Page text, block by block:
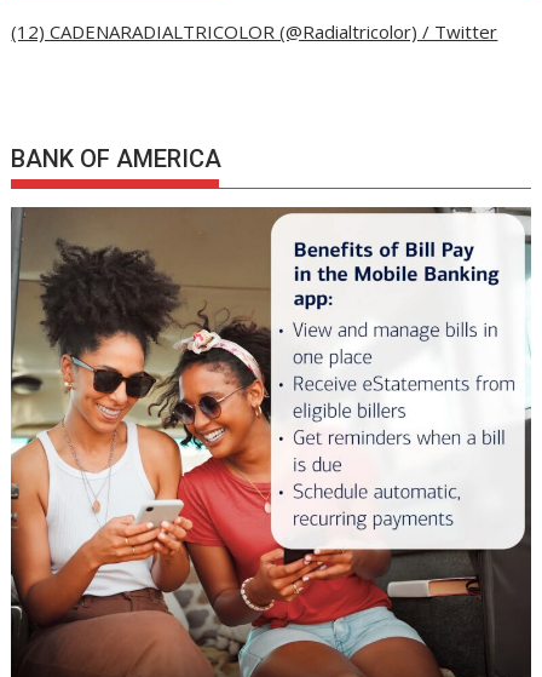
(12) CADENARADIALTRICOLOR (@Radialtricolor) / Twitter
BANK OF AMERICA